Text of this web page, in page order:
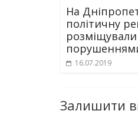
На
політичну
розміщували
16.07.2019
Залишити